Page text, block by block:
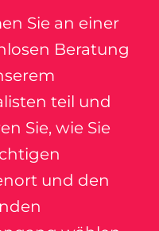
Sie an einer
Beratung
teil und
Sie, wie Sie
und den